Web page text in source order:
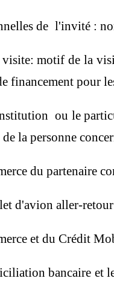
de l'invité :
motif de la
financement pour
ou le
la personne
du partenaire
d'avion aller-
et du Crédit
bancaire et